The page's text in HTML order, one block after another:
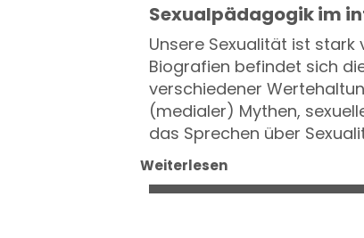
Sexualpädagogik im
Unsere Sexualität ist
Biografien befindet sich
verschiedener
(medialer) Mythen,
das Sprechen über
Weiterlesen